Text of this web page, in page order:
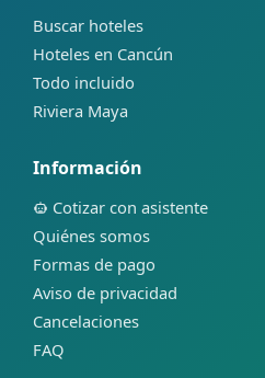
Buscar hoteles
Hoteles en Cancún
Todo incluido
Riviera Maya
Información
Cotizar con asistente
Quiénes somos
Formas de pago
Aviso de privacidad
Cancelaciones
FAQ